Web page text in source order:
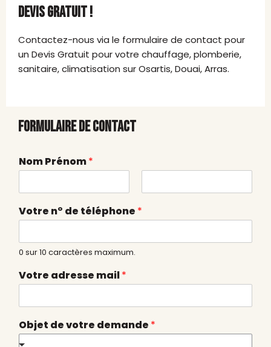
DEVIS GRATUIT !
Contactez-nous via le formulaire de contact pour
un Devis Gratuit pour votre chauffage, plomberie,
sanitaire, climatisation sur Osartis, Douai, Arras.
FORMULAIRE DE CONTACT
v
o
r
d
d
e
a
n
Nom Prénom*
P
r
é
m
N
o
Votre n° de téléphone *
0 sur 10 caractères maximum.
Votre adresse mail*
Objet de votre demande *